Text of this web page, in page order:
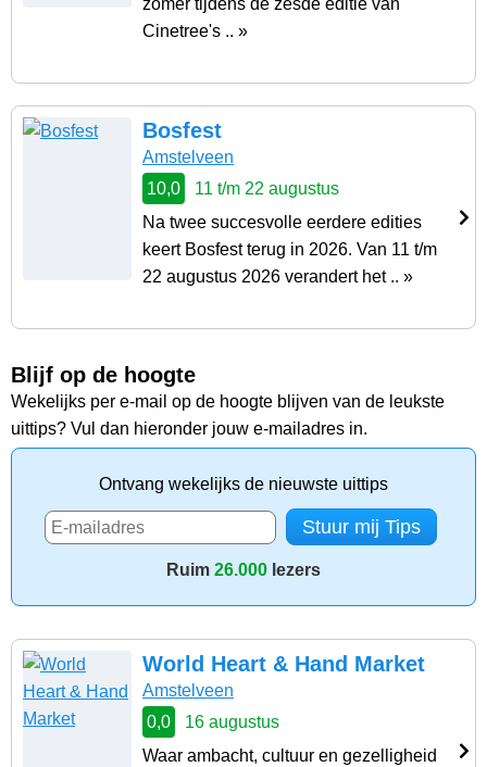
zomer tijdens de zesde editie van
Cinetree's .. »
Bosfest
Amstelveen
10,0
11 t/m 22 augustus
Na twee succesvolle eerdere edities
keert Bosfest terug in 2026. Van 11 t/m
22 augustus 2026 verandert het .. »
Blijf op de hoogte
Wekelijks per e-mail op de hoogte blijven van de leukste
uittips? Vul dan hieronder jouw e-mailadres in.
Ontvang wekelijks de nieuwste uittips
Ruim 26.000 lezers
World Heart & Hand Market
Amstelveen
0,0
16 augustus
Waar ambacht, cultuur en gezelligheid